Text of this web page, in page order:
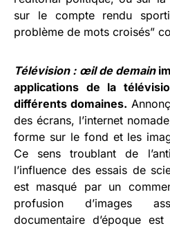
sur le compte rendu
problème de mots croisés”
Télévision : œil de demain
applications de la
différents domaines.
des écrans, l’internet
forme sur le fond et les
Ce sens troublant de
l’influence des essais de
est masqué par un
profusion d’images
documentaire d’époque